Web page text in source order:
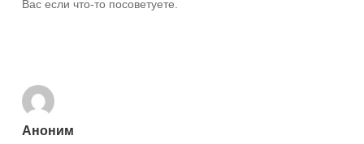
Вас если что-то посоветуете.
Аноним